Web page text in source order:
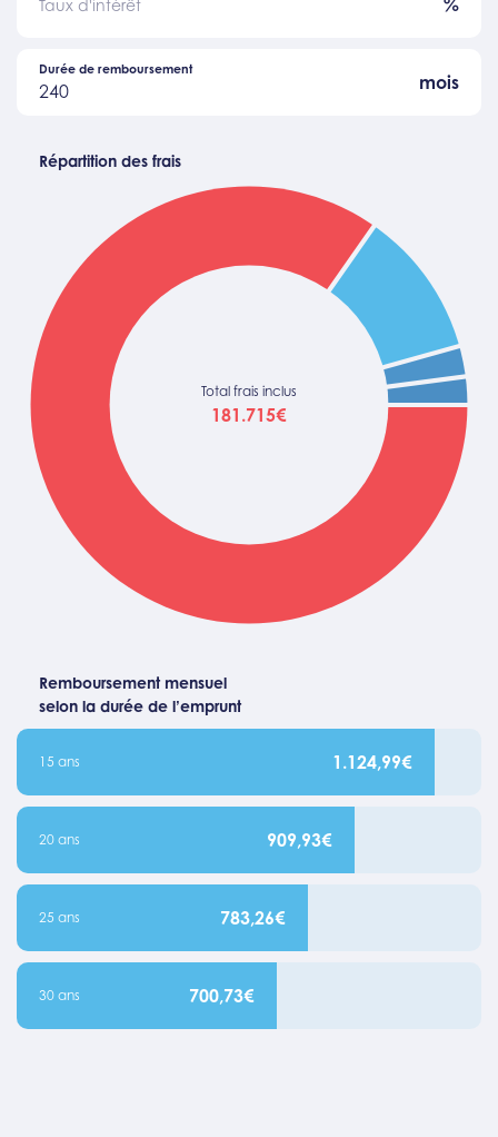
Taux d'intérêt
240
Durée de remboursement
mois
Répartition des frais
Total frais inclus
181.715€
Remboursement mensuel
selon la durée de l’emprunt
15 ans 1.124,99€
20 ans 909,93€
25 ans 783,26€
30 ans 700,73€